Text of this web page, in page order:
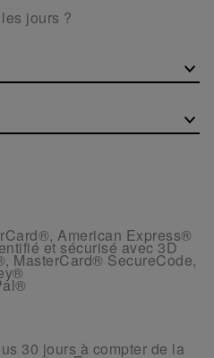
jours ?
American Express®
et sécurisé avec 3D
MasterCard® SecureCode,
30 jours à compter de la